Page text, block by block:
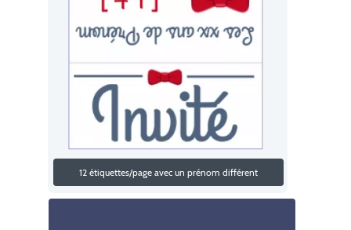
12 étiquettes/page avec un prénom différent